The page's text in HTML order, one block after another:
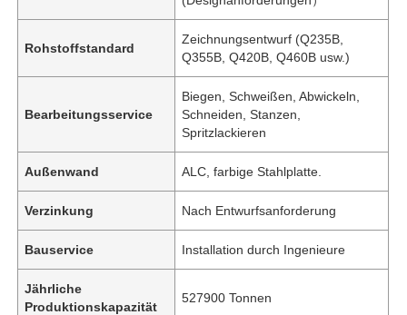
Rohstoffstandard
Zeichnungsentwurf (Q235B,
Q355B, Q420B, Q460B usw.)
Bearbeitungsservice
Biegen, Schweißen, Abwickeln,
Schneiden, Stanzen,
Spritzlackieren
Außenwand ALC, farbige Stahlplatte.
Verzinkung Nach Entwurfsanforderung
Bauservice Installation durch Ingenieure
Jährliche
Produktionskapazität
527900 Tonnen